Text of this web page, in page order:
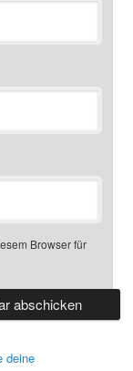
Browser für
deine